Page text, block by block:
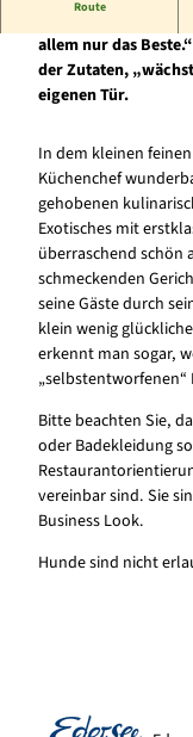
Route
allem nur das
der Zutaten,
eigenen Tür.
In dem kleinen
Küchenchef
gehobenen
Exotisches mit
überraschend schön
schmeckenden
seine Gäste durch
klein wenig
erkennt man sogar,
Bitte beachten Sie,
oder Badekleidung
vereinbar sind. Sie
Business Look.
Hunde sind nicht